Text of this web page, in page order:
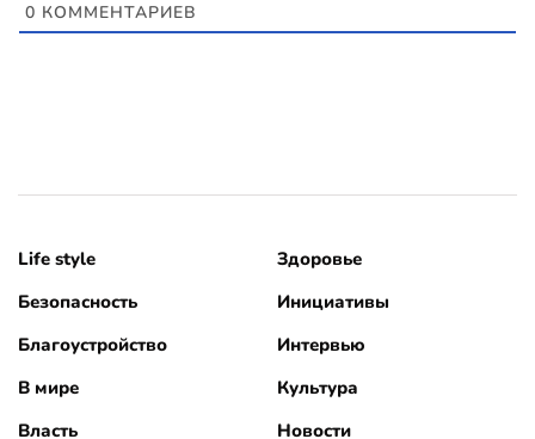
0 КОММЕНТАРИЕВ
Life style
Безопасность
Благоустройство
В мире
Власть
Здоровье
Инициативы
Интервью
Культура
Новости